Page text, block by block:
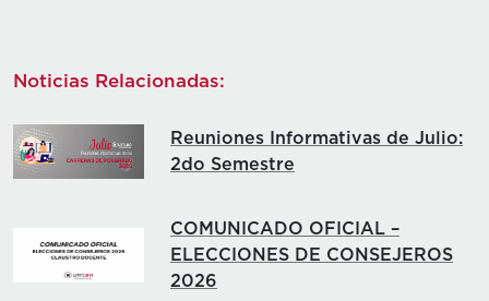
Noticias Relacionadas:
Reuniones Informativas de Julio:
2do Semestre
COMUNICADO OFICIAL –
ELECCIONES DE CONSEJEROS
2026